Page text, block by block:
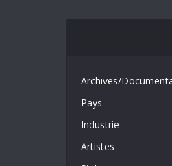
Archives/
Pays
Industrie
Artistes